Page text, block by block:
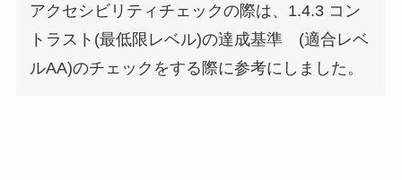
アクセシビリティチェックの際は、1.4.3 コン
トラスト(最低限レベル)の達成基準 (適合レベ
ルAA)のチェックをする際に参考にしました。